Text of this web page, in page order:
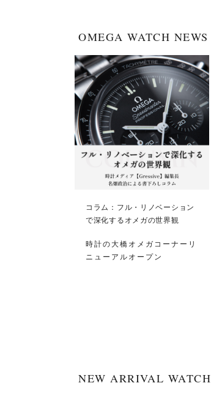
OMEGA WATCH NEWS
コラム：フル・リノベーション
で深化するオメガの世界観
時計の大橋オメガコーナーリ
ニューアルオープン
NEW ARRIVAL WATCH